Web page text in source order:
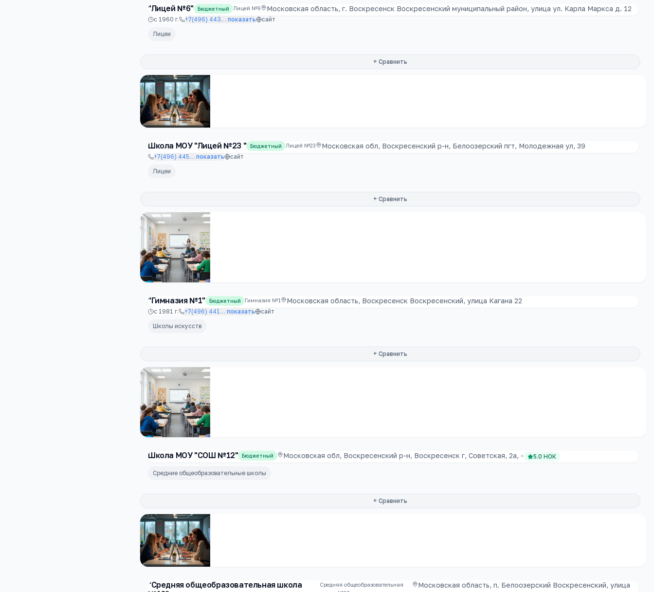
"Лицей №6" Бюджетный Лицей №6 Московская область, г. Воскресенск Воскресенский муниципальный район, улица ул. Карла Маркса д. 12
с 1960 г. +7(496) 443… показать
сайт
Лицеи
+ Сравнить
Школа МОУ "Лицей №23 " Бюджетный Лицей №23 Московская обл, Воскресенский р-н, Белоозерский пгт, Молодежная ул, 39
+7(496) 445… показать
сайт
Лицеи
+ Сравнить
"Гимназия №1" Бюджетный Гимназия №1 Московская область, Воскресенск Воскресенский, улица Кагана 22
с 1981 г. +7(496) 441… показать
сайт
Школы искусств
+ Сравнить
Школа МОУ "СОШ №12" Бюджетный Московская обл, Воскресенский р-н, Воскресенск г, Советская, 2а, - 5.0 НОК
Средние общеобразовательные школы
+ Сравнить
"Средняя общеобразовательная школа
Средняя общеобразовательная
Московская область, п. Белоозерский Воскресенский, улица